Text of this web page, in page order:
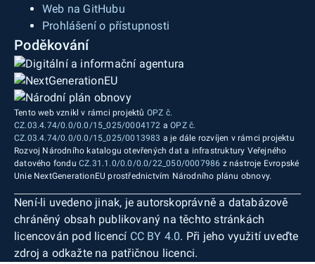
Web na GitHubu
Prohlášení o přístupnosti
Poděkování
Tento web vznikl v rámci projektů OPZ č.
CZ.03.4.74/0.0/0.0/15_025/0004172 aOPZ č.
CZ.03.4.74/0.0/0.0/15_025/0013983 a je dále rozvíjen v rámci projektu
Rozvoj Národního katalogu otevřených dat a infrastruktury Veřejného
datového fondu CZ.31.1.0/0.0/0.0/22_050/0007986 z nástroje Evropské
Unie NextGenerationEU prostřednictvím Národního plánu obnovy.
Není-li uvedeno jinak, je autorskoprávně a databázově
chráněný obsah publikovaný na těchto stránkách
licencován pod licencí CC BY 4.0. Při jeho využití uveďte
zdroj a odkažte na patřičnou licenci.